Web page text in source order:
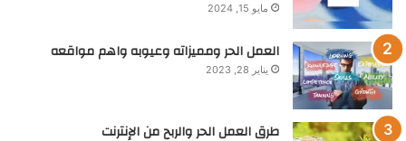
مايو 15, 2024
العمل الحر ومميزاته وعيوبه واهم مواقعه
يناير 28, 2023
طرق العمل الحر والربح من الإنترنت